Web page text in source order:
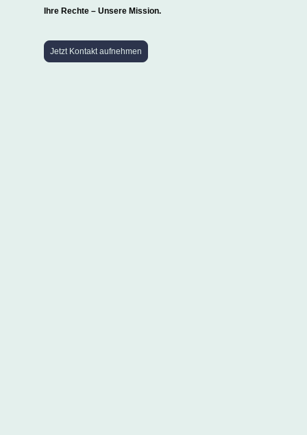
Ihre Rechte – Unsere Mission.
Jetzt Kontakt aufnehmen